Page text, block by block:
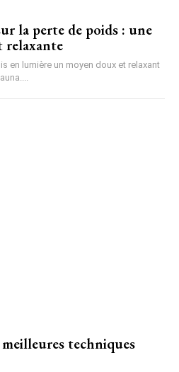
la perte de poids : une
en lumière un moyen doux et relaxant
techniques